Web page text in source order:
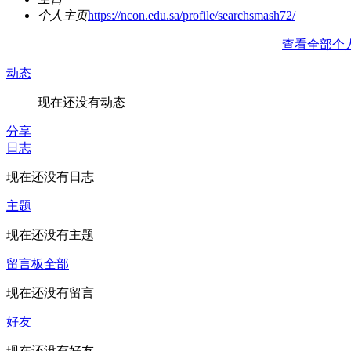
个人主页https://ncon.edu.sa/profile/searchsmash72/
查看全部个
动态
现在还没有动态
分享
日志
现在还没有日志
主题
现在还没有主题
留言板全部
现在还没有留言
好友